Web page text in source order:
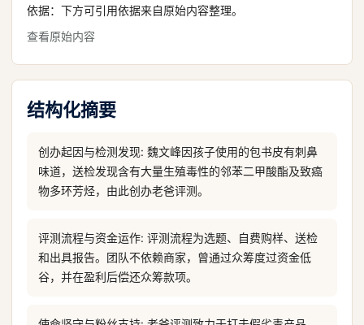
依据：下方可引用依据来自原始内容整理。
查看原始内容
结构化摘要
创办起因与检测发现: 魏文峰因孩子使用的包书皮有刺鼻
味道，送检发现含有大量生殖毒性的邻苯二甲酸酯及致癌
物多环芳烃，由此创办老爸评测。
评测流程与资金运作: 评测流程为选题、自费购样、送检
和出具报告。团队不依赖商家，曾通过众筹度过资金低
谷，并在盈利后偿还众筹款项。